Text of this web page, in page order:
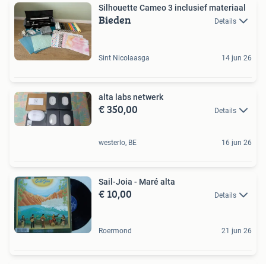
Silhouette Cameo 3 inclusief materiaal
Bieden Details
Sint Nicolaasga 14 jun 26
alta labs netwerk
€ 350,00 Details
westerlo, BE 16 jun 26
Sail-Joia - Maré alta
€ 10,00 Details
Roermond 21 jun 26